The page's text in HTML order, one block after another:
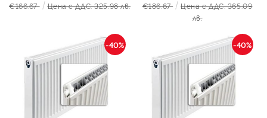
€166.67 Цена с ДДС: 325.98 лв. €186.67
Цена с ДДС: 365.09
лв.
-40% -40%